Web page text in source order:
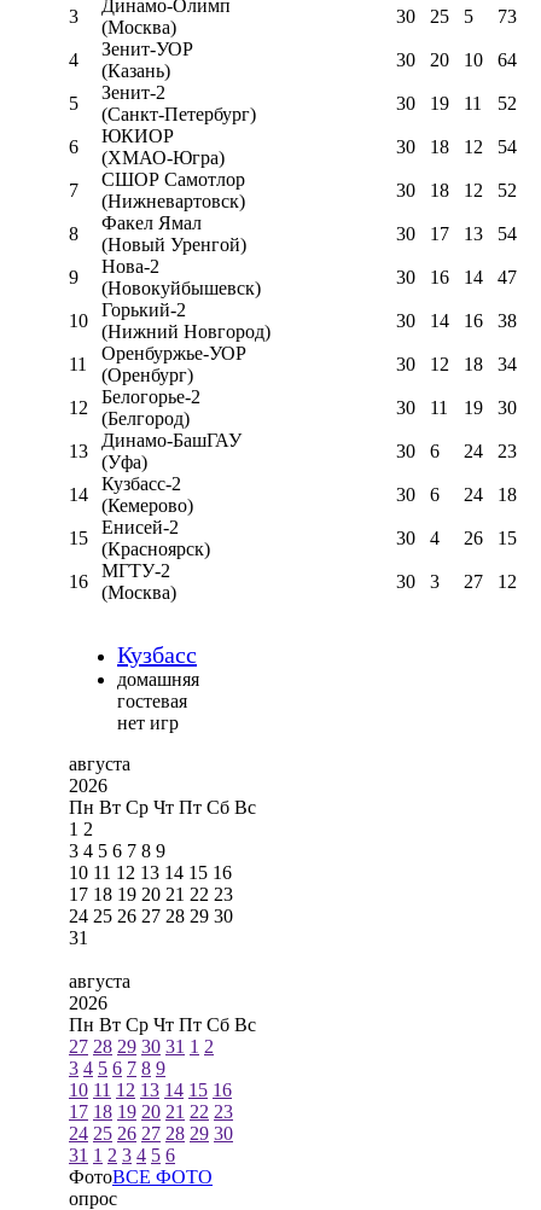
3
Динамо-Олимп
(Москва)
30 25 5 73
4
Зенит-УОР
(Казань)
30 20 10 64
5
Зенит-2
(Санкт-Петербург)
30 19 11 52
6
ЮКИОР
(ХМАО-Югра)
30 18 12 54
7
СШОР Самотлор
(Нижневартовск)
30 18 12 52
8
Факел Ямал
(Новый Уренгой)
30 17 13 54
9
Нова-2
(Новокуйбышевск)
30 16 14 47
10
Горький-2
(Нижний Новгород)
30 14 16 38
11
Оренбуржье-УОР
(Оренбург)
30 12 18 34
12
Белогорье-2
(Белгород)
30 11 19 30
13
Динамо-БашГАУ
(Уфа)
30 6 24 23
14
Кузбасс-2
(Кемерово)
30 6 24 18
15
Енисей-2
(Красноярск)
30 4 26 15
16
МГТУ-2
(Москва)
30 3 27 12
Кузбасс
домашняя
гостевая
нет игр
августа
2026
Пн Вт Ср Чт Пт Сб Вс
1 2
3 4 5 6 7 8 9
10 11 12 13 14 15 16
17 18 19 20 21 22 23
24 25 26 27 28 29 30
31
августа
2026
Пн Вт Ср Чт Пт Сб Вс
27 28 29 30 31 1 2
3 4 5 6 7 8 9
10 11 12 13 14 15 16
17 18 19 20 21 22 23
24 25 26 27 28 29 30
31 1 2 3 4 5 6
ФотоВСЕ ФОТО
опрос